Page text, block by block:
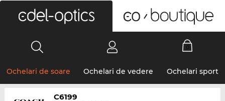
Ochelari de soare Ochelari de vedere Ochelari sport
C6199